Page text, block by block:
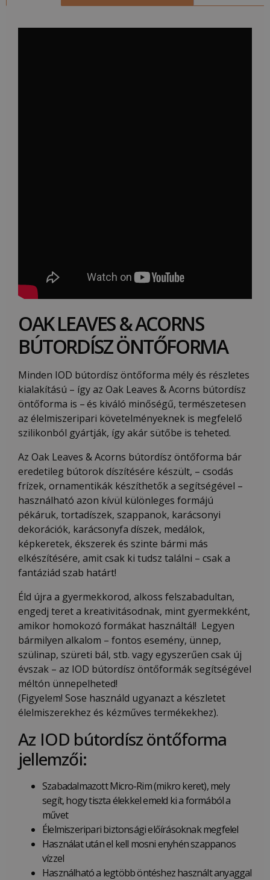
OAK LEAVES & ACORNS
BÚTORDÍSZ ÖNTŐFORMA
Minden IOD bútordísz öntőforma mély és részletes
kialakítású – így az Oak Leaves & Acorns bútordísz
öntőforma is –és kiváló minőségű, természetesen
az élelmiszeripari követelményeknek is megfelelő
szilikonból gyártják, így akár sütőbe is teheted.
Az Oak Leaves & Acorns bútordísz öntőforma bár
eredetileg bútorok díszítésére készült, – csodás
frízek, ornamentikák készíthetők a segítségével –
használható azon kívül különleges formájú
pékáruk, tortadíszek, szappanok, karácsonyi
dekorációk, karácsonyfa díszek, medálok,
képkeretek, ékszerek és szinte bármi más
elkészítésére, amit csak ki tudsz találni – csak a
fantáziád szab határt!
Éld újra a gyermekkorod, alkoss felszabadultan,
engedj teret a kreativitásodnak, mint gyermekként,
amikor homokozó formákat használtál! Legyen
bármilyen alkalom – fontos esemény, ünnep,
szülinap, szüreti bál, stb. vagy egyszerűen csak új
évszak – az IOD bútordísz öntőformák segítségével
méltón ünnepelheted!
(Figyelem! Sose használd ugyanazt a készletet
élelmiszerekhez és kézműves termékekhez).
Az IOD bútordísz öntőforma
jellemzői:
Szabadalmazott Micro-Rim (mikro keret), mely
segít, hogy tiszta élekkel emeld ki a formából a
művet
Élelmiszeripari biztonsági előírásoknak megfelel
Használat után el kell mosni enyhén szappanos
vízzel
Használható a legtöbb öntéshez használt anyaggal